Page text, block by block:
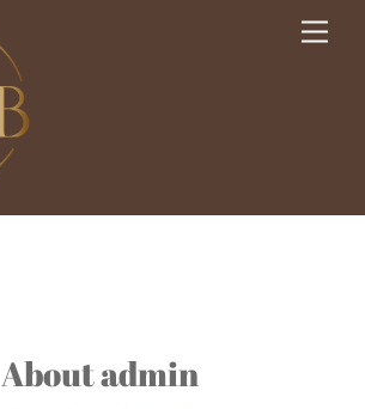
Aboutadmin